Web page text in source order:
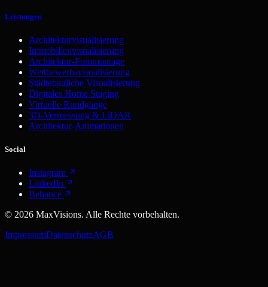
Leistungen
Architekturvisualisierung
Immobilienvisualisierung
Architektur-Fotomontage
Wettbewerbsvisualisierung
Städtebauliche Visualisierung
Digitales Home Staging
Virtuelle Rundgänge
3D-Vermessung & LiDAR
Architektur-Animationen
Social
Instagram
LinkedIn
Behance
© 2026 MaxVisions. Alle Rechte vorbehalten.
ImpressumDatenschutzAGB